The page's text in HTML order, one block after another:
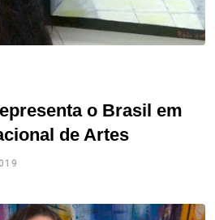
o Brasil em
de Artes